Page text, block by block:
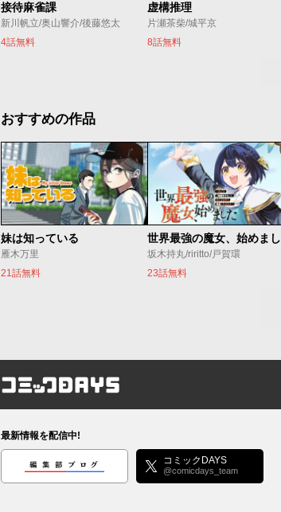
接待麻雀課
新川帆立/奥山響介/後藤悠太
4話無料
虚構推理
片瀬茶柴/城平京
8話無料
おすすめの作品
妹は知っている
雁木万里
21話無料
坂木持丸/riritto/戸賀環
23話無料
コミックDAYS
最新情報を配信中!
編集部ブログ コミックDAYS
@comicdays_team